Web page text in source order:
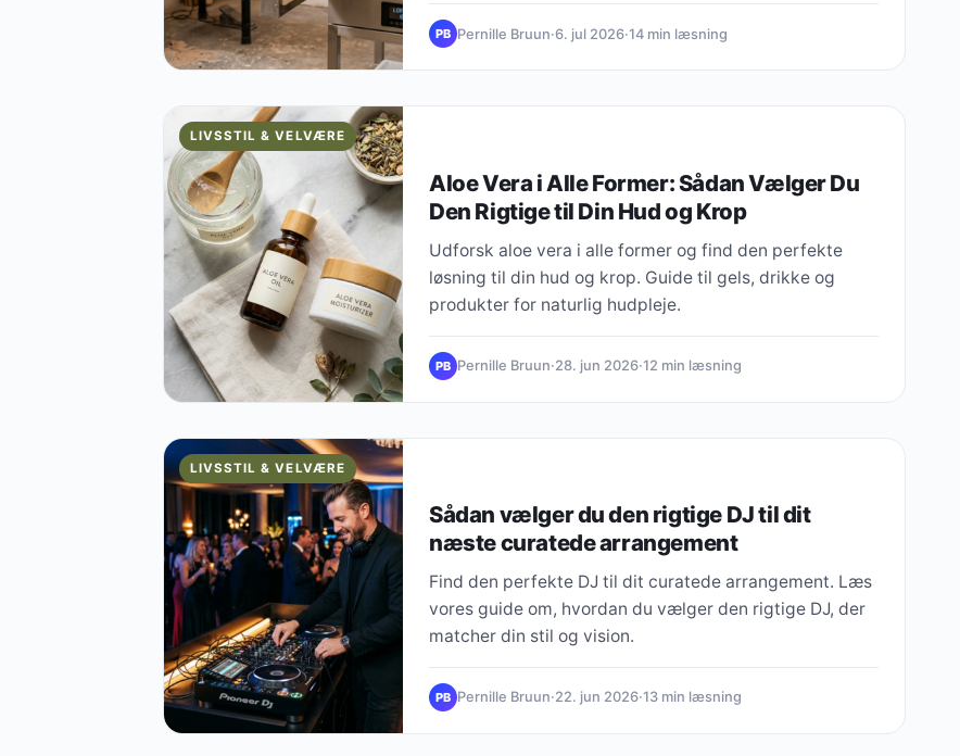
PB Pernille Bruun·6. jul 2026·14 min læsning
LIVSSTIL & VELVÆRE
Aloe Vera i Alle Former: Sådan Vælger Du
Den Rigtige til Din Hud og Krop
Udforsk aloe vera i alle former og find den perfekte
løsning til din hud og krop. Guide til gels, drikke og
produkter for naturlig hudpleje.
PB Pernille Bruun·28. jun 2026·12 min læsning
LIVSSTIL & VELVÆRE
Sådan vælger du den rigtige DJ til dit
næste curatede arrangement
Find den perfekte DJ til dit curatede arrangement. Læs
vores guide om, hvordan du vælger den rigtige DJ, der
matcher din stil og vision.
PB Pernille Bruun·22. jun 2026·13 min læsning